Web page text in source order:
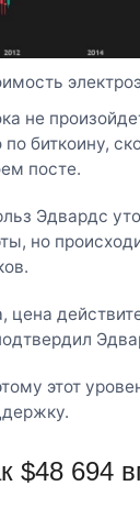
не
по биткоину,
посте.
Эдвардс
но
цена
этот
$48 694